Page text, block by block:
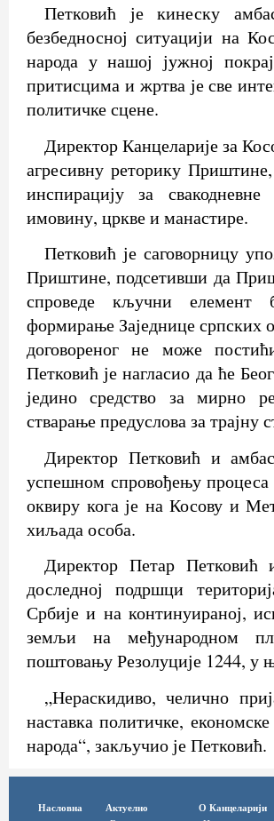
Петковић је кинеску
безбедносној ситуацији на
народа у нашој јужној
притисцима и жртва је све
политичке сцене.
Директор Канцеларије за
агресивну реторику
инспирацију за
имовину, цркве и манастире.
Петковић је саговорницу
Приштине, подсетивши да
спроведе кључни елемент
формирање Заједнице српских
договореног не може
Петковић је нагласио да ће
једино средство за мирно
стварање предуслова за трајну
Директор Петковић и
успешном спровођењу процеса
оквиру кога је на Косову и
хиљада особа.
Директор Петар Петковић
доследној подршци
Србије и на континуираној,
земљи на међународном
поштовању Резолуције 1244, у
„Нераскидиво, челично
наставка политичке,
народа“, закључио је Петковић.
Насловна Актуелно О Канцеларији